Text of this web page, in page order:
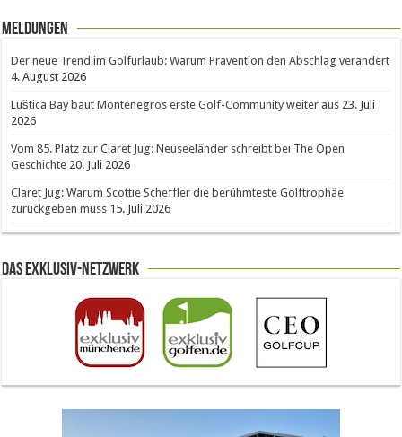
Meldungen
Der neue Trend im Golfurlaub: Warum Prävention den Abschlag verändert
4. August 2026
Luštica Bay baut Montenegros erste Golf-Community weiter aus 23. Juli
2026
Vom 85. Platz zur Claret Jug: Neuseeländer schreibt bei The Open
Geschichte 20. Juli 2026
Claret Jug: Warum Scottie Scheffler die berühmteste Golftrophäe
zurückgeben muss 15. Juli 2026
Das Exklusiv-Netzwerk